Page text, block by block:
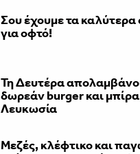
Σου έχουμε τα καλύτερα
για οφτό!
Τη Δευτέρα
δωρεάν burger και
Λευκωσία
Μεζές, κλέφτικο και